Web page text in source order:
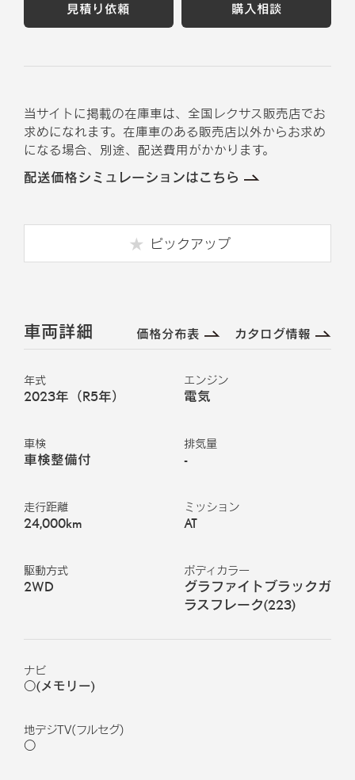
見積り依頼 購入相談
当サイトに掲載の在庫車は、全国レクサス販売店でお
求めになれます。在庫車のある販売店以外からお求め
になる場合、別途、配送費用がかかります。
配送価格シミュレーションはこちら
ピックアップ
車両詳細 価格分布表 カタログ情報
年式
2023年（R5年）
エンジン
電気
車検
車検整備付
排気量
-
走行距離
24,000km
ミッション
AT
駆動方式
2WD
ボディカラー
グラファイトブラックガ
ラスフレーク(223)
ナビ
○(メモリー)
地デジTV(フルセグ)
○